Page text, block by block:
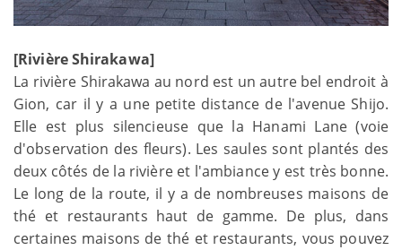
[Rivière Shirakawa]
La rivière Shirakawa au nord est un autre bel endroit à
Gion, car il y a une petite distance de l'avenue Shijo.
Elle est plus silencieuse que la Hanami Lane (voie
d'observation des fleurs). Les saules sont plantés des
deux côtés de la rivière et l'ambiance y est très bonne.
Le long de la route, il y a de nombreuses maisons de
thé et restaurants haut de gamme. De plus, dans
certaines maisons de thé et restaurants, vous pouvez